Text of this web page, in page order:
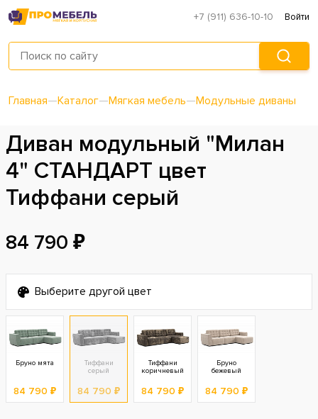
+7 (911) 636-10-10 Войти
Главная—Каталог—Мягкая мебель—Модульные диваны
Диван модульный "Милан
4" СТАНДАРТ цвет
Тиффани серый
84 790 ₽
Выберите другой цвет
Бруно мята
84 790 ₽
Тиффани
серый
84 790 ₽
Тиффани
коричневый
84 790 ₽
Бруно
бежевый
84 790 ₽